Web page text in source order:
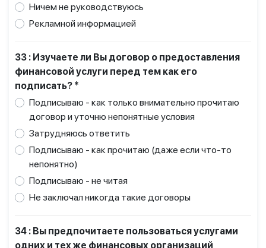
Ничем не руководствуюсь
Рекламной информацией
33 : Изучаете ли Вы договор о предоставления
финансовой услуги перед тем как его
подписать? *
Подписываю - как только внимательно прочитаю
договор и уточню непонятные условия
Затрудняюсь ответить
Подписываю - как прочитаю (даже если что-то
непонятно)
Подписываю - не читая
Не заключал никогда такие договоры
34 : Вы предпочитаете пользоваться услугами
одних и тех же финансовых организаций